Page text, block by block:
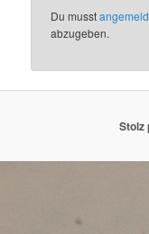
Du musst
abzugeben.
Stolz